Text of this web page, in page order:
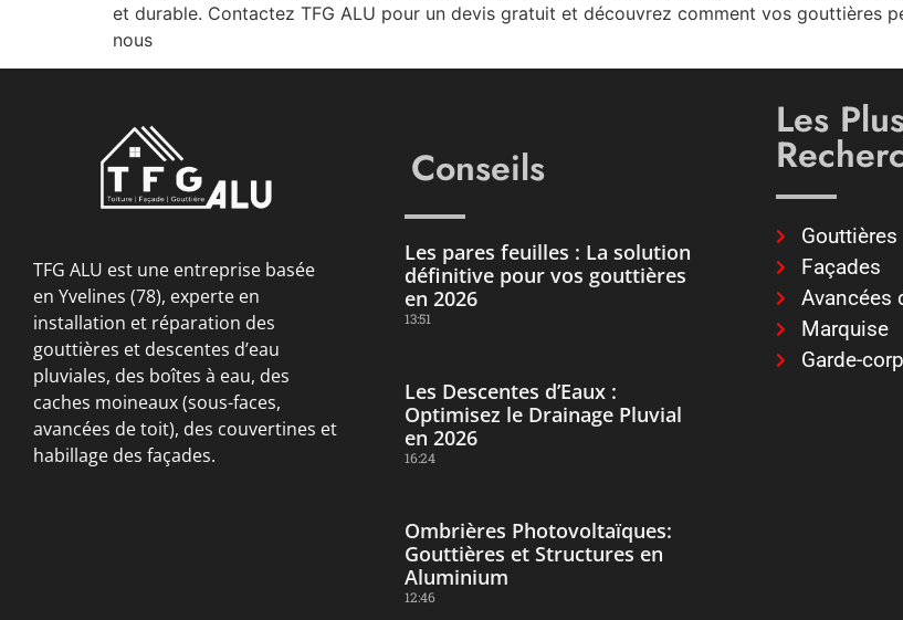
et durable. Contactez TFG ALU pour un devis gratuit et découvrez comment vos gouttières
nous
TFG ALU est une entreprise basée
en Yvelines (78), experte en
installation et réparation des
gouttières et descentes d’eau
pluviales, des boîtes à eau, des
caches moineaux (sous-faces,
avancées de toit), des couvertines et
habillage des façades.
Conseils
Les pares feuilles : La solution
définitive pour vos gouttières
en 2026
13:51
Les Descentes d’Eaux :
Optimisez le Drainage Pluvial
en 2026
16:24
Ombrières Photovoltaïques:
Gouttières et Structures en
Aluminium
12:46
Les
Gouttières
Façades
Avancées
Marquise
Garde-